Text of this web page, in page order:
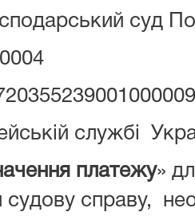
суд
службі
платежу»
судову справу,